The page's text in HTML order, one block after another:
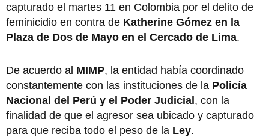
capturado el martes 11 en Colombia por el delito de
feminicidio en contra de Katherine Gómez en la
Plaza de Dos de Mayo en el Cercado de Lima.
De acuerdo al MIMP, la entidad había coordinado
constantemente con las instituciones de la Policía
Nacional del Perú y el Poder Judicial, con la
finalidad de que el agresor sea ubicado y capturado
para que reciba todo el peso de la Ley.